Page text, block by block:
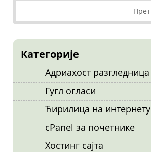
Категорије
Адриахост разгледница
Гугл огласи
Ћирилица на интернету
cPanel за почетнике
Хостинг сајта